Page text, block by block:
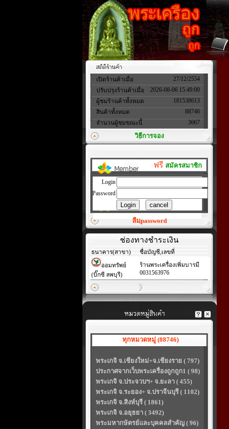
เปิดร้านค้าเมื่อ
27/12/2554
ปรับปรุงร้านค้าเมื่อ
2026-08-06 15:49:00
ผู้ชมร้านค้าทั้งหมด
181538613
สินค้าทั้งหมด
88746
จำนวนผู้ชมขณะนี้
3667
วิธีการจอง
ฟรี สมัครสมาชิก
Login
Password
ลืมpassword
ช่องทางชำระเงิน
ธนาคาร(สาขา)
ชื่อบัญชี,เลขที่
ออมทรัพย์
(บิ๊กซี ลพบุรี)
ร้านพระเครื่องเพิ่มบารมี
0031563976
ทุกหมวดหมู่ (88746)
พระเกจิ จ.เชียงใหม่+จ.เชียงราย ( 797)
ประกาศจากเว็บพระเครื่องถูกถูก1 ( 98)
พระเกจิ จ.ประจวบฯ+ จ.ยะลา ( 455)
พระเกจิ จ.ระยอง+ จ.ปราจีนบุรี ( 1102)
พระเกจิ จ.สิงห์บุรี ( 1861)
พระเกจิ จ.อยุธยา ( 3492)
พระมหากษัตรย์และบุคคลสำคัญ ( 96)